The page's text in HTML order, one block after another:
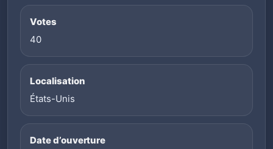
Votes
40
Localisation
États-Unis
Date d’ouverture